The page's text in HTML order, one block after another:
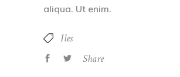
aliqua. Ut enim.
Iles
Share